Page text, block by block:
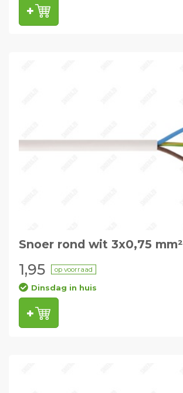
Snoer rond wit 3x0,75 mm²
1,95 op voorraad
Dinsdag in huis